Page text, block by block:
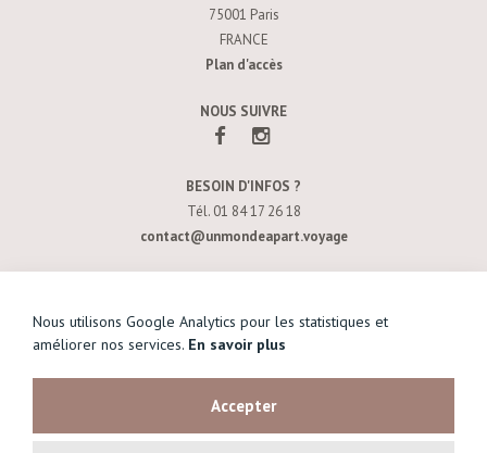
75001 Paris
FRANCE
Plan d'accès
NOUS SUIVRE
BESOIN D'INFOS ?
Tél. 01 84 17 26 18
contact@unmondeapart.voyage
S’INSCRIRE À NOTRE NEWSLETTER
Nous utilisons Google Analytics pour les statistiques et
améliorer nos services. En savoir plus
Accepter